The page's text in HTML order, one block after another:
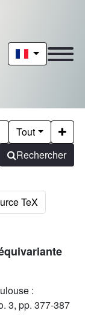
Tout
Rechercher
:
3, pp. 377-387